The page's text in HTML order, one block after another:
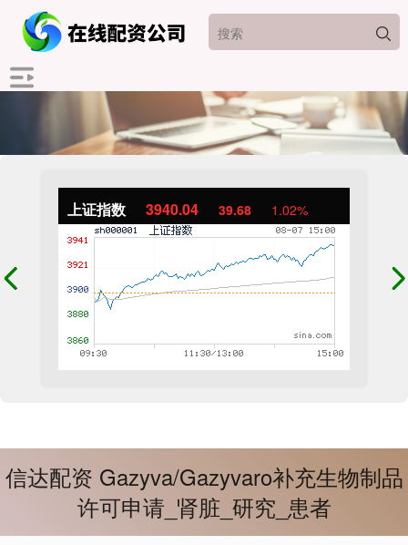
上证指数 3940.04 39.68 1.02%
信达配资 Gazyva/Gazyvaro补充生物制品
许可申请_肾脏_研究_患者